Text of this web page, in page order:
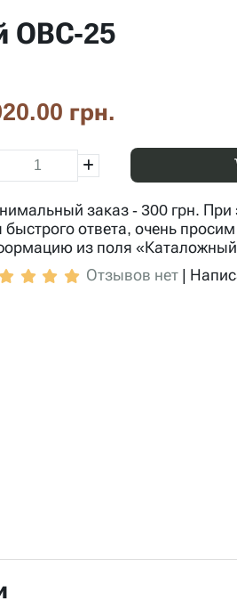
ОВС-25
грн.
заказ - 300 грн. При
быстрого ответа, очень
из поля
Отзывов нет |